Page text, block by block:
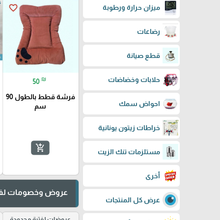
ميزان حرارة ورطوبة
رضاعات
قطع صيانة
حلابات وخضاضات
احواض سمك
خراطات زيتون يونانية
مستلزمات تنك الزيت
أخرى
عرض كل المنتجات
favorite_border
50 ₪
فرشة قطط بالطول 90
سم
add_shopping_cart
عروض وخصومات